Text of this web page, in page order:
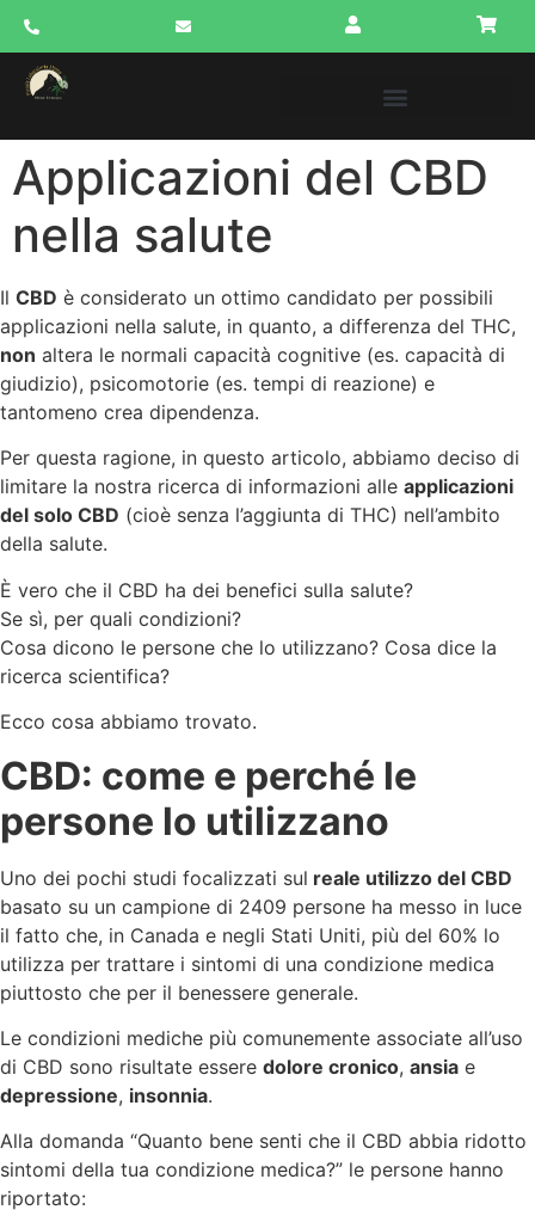
Applicazioni del CBD
nella salute
Il CBD è considerato un ottimo candidato per possibili
applicazioni nella salute, in quanto, a differenza del THC,
non altera le normali capacità cognitive (es. capacità di
giudizio), psicomotorie (es. tempi di reazione) e
tantomeno crea dipendenza.
Per questa ragione, in questo articolo, abbiamo deciso di
limitare la nostra ricerca di informazioni alle applicazioni
del solo CBD (cioè senza l’aggiunta di THC) nell’ambito
della salute.
È vero che il CBD ha dei benefici sulla salute?
Se sì, per quali condizioni?
Cosa dicono le persone che lo utilizzano? Cosa dice la
ricerca scientifica?
Ecco cosa abbiamo trovato.
CBD: come e perché le
persone lo utilizzano
Uno dei pochi studi focalizzati sul reale utilizzo del CBD
basato su un campione di 2409 persone ha messo in luce
il fatto che, in Canada e negli Stati Uniti, più del 60% lo
utilizza per trattare i sintomi di una condizione medica
piuttosto che per il benessere generale.
Le condizioni mediche più comunemente associate all’uso
di CBD sono risultate essere dolore cronico, ansia e
depressione, insonnia.
Alla domanda “Quanto bene senti che il CBD abbia ridotto
sintomi della tua condizione medica?” le persone hanno
riportato: